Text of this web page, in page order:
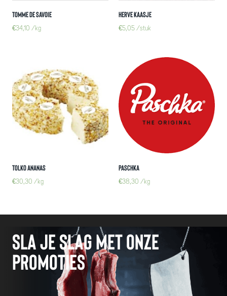
Tomme de Savoie
€34,10 /kg
Herve kaasje
€5,05/stuk
Tolko ananas
€30,30 /kg
Paschka
€38,30 /kg
Sla je slag met onze
promoties